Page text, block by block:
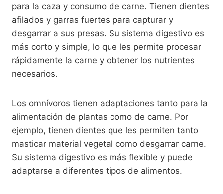
para la caza y consumo de carne. Tienen dientes
afilados y garras fuertes para capturar y
desgarrar a sus presas. Su sistema digestivo es
más corto y simple, lo que les permite procesar
rápidamente la carne y obtener los nutrientes
necesarios.
Los omnívoros tienen adaptaciones tanto para la
alimentación de plantas como de carne. Por
ejemplo, tienen dientes que les permiten tanto
masticar material vegetal como desgarrar carne.
Su sistema digestivo es más flexible y puede
adaptarse a diferentes tipos de alimentos.